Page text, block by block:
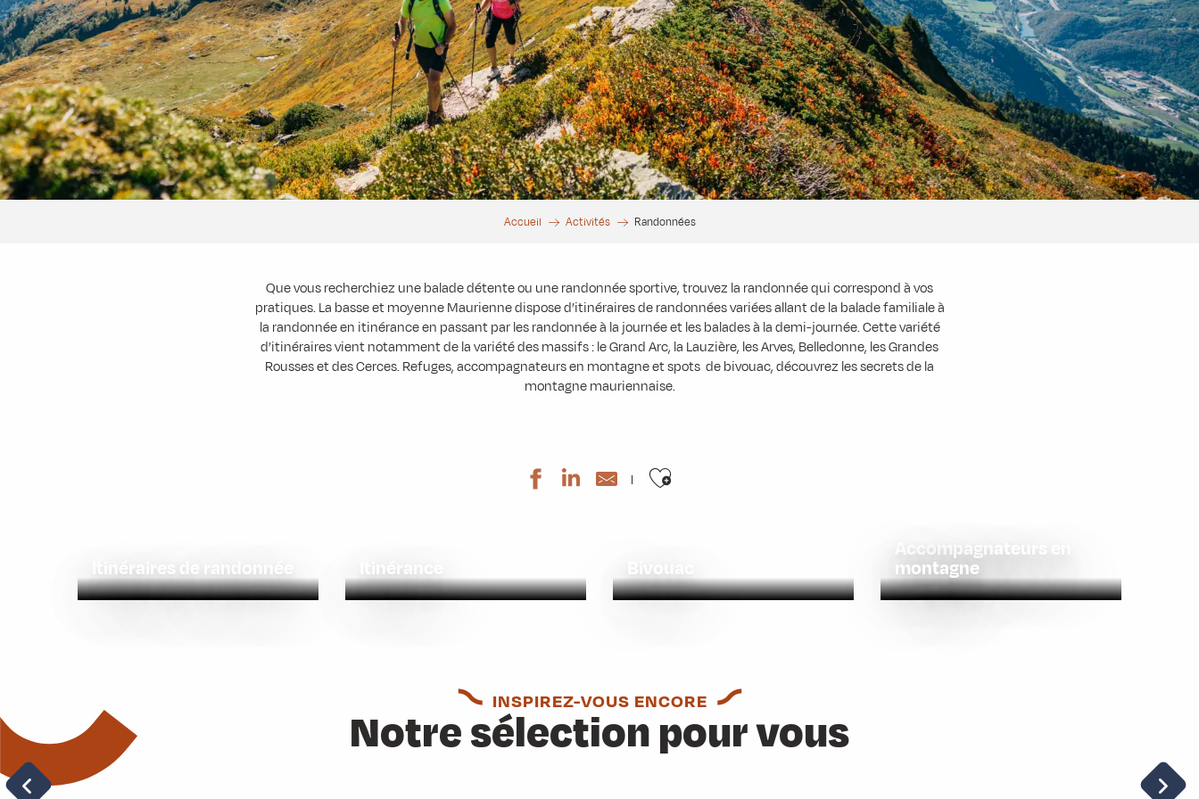
Accueil Activités Randonnées
Que vous recherchiez une balade détente ou une randonnée sportive, trouvez la randonnée qui correspond à vos
pratiques. La basse et moyenne Maurienne dispose d’itinéraires de randonnées variées allant de la balade familiale à
la randonnée en itinérance en passant par les randonnée à la journée et les balades à la demi-journée. Cette variété
d’itinéraires vient notamment de la variété des massifs : le Grand Arc, la Lauzière, les Arves, Belledonne, les Grandes
Rousses et des Cerces. Refuges, accompagnateurs en montagne et spots de bivouac, découvrez les secrets de la
montagne mauriennaise.
Ajouter aux favoris
Itinéraires de randonnée Itinérance Bivouac
Accompagnateurs en
montagne
INSPIREZ-VOUS ENCORE
Notre sélection pour vous
Activités neige